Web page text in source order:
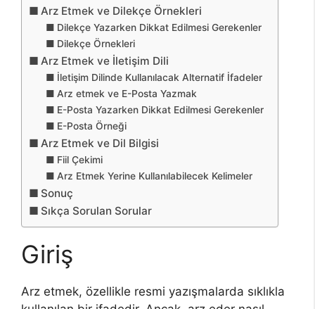
Arz Etmek ve Dilekçe Örnekleri
Dilekçe Yazarken Dikkat Edilmesi Gerekenler
Dilekçe Örnekleri
Arz Etmek ve İletişim Dili
İletişim Dilinde Kullanılacak Alternatif İfadeler
Arz etmek ve E-Posta Yazmak
E-Posta Yazarken Dikkat Edilmesi Gerekenler
E-Posta Örneği
Arz Etmek ve Dil Bilgisi
Fiil Çekimi
Arz Etmek Yerine Kullanılabilecek Kelimeler
Sonuç
Sıkça Sorulan Sorular
Giriş
Arz etmek, özellikle resmi yazışmalarda sıklıkla